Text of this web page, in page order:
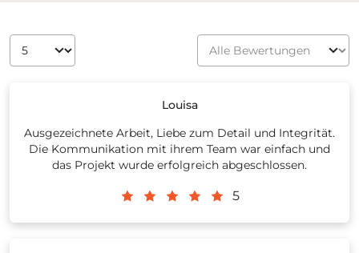
Louisa
Ausgezeichnete Arbeit, Liebe zum Detail und Integrität.
Die Kommunikation mit ihrem Team war einfach und
das Projekt wurde erfolgreich abgeschlossen.
5